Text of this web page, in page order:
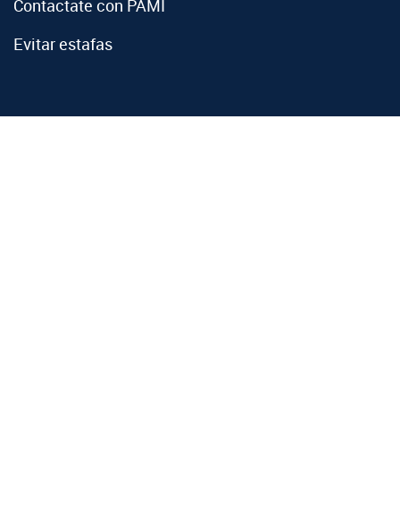
Contactate con PAMI
Evitar estafas